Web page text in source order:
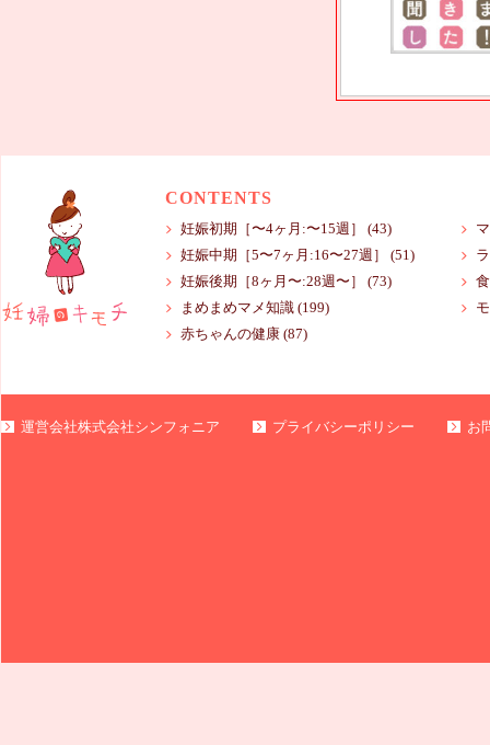
CONTENTS
妊娠初期［〜4ヶ月:〜15週］
(43)
妊娠中期［5〜7ヶ月:16〜27週］
(51)
妊娠後期［8ヶ月〜:28週〜］
(73)
まめまめマメ知識 (199)
赤ちゃんの健康 (87)
運営会社株式会社シンフォニア プライバシーポリシー お